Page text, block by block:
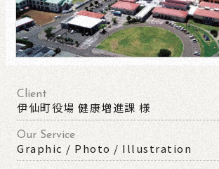
Client
伊仙町役場 健康増進課 様
Our Service
Graphic / Photo / Illustration